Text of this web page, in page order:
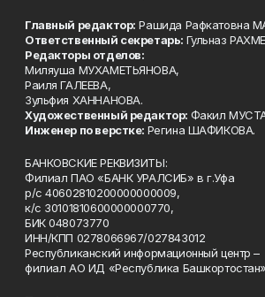
Главный редактор: Рашида Рафкатовна
Ответственный секретарь: Гульназ
Редакторы отделов:
Миляуша МУХАМЕТЬЯНОВА,
Раиля ГАЛЕЕВА,
Зульфия ХАННАНОВА.
Художественный редактор: Факил
Инженер по верстке: Регина ШАФИКОВА.
БАНКОВСКИЕ РЕКВИЗИТЫ:
Филиал ПАО «БАНК УРАЛСИБ» в г.Уфа
р/с 40602810200000000009,
к/с 30101810600000000770,
БИК 048073770
ИНН/КПП 0278066967/027843012
Республиканский информационный центр –
филиал АО ИД «Республика Башкортостан»